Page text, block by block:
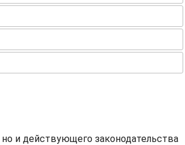
и действующего законодательства